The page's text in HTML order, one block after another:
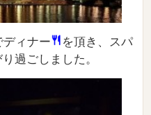
ディナー
を頂き、スパ
過ごしました。